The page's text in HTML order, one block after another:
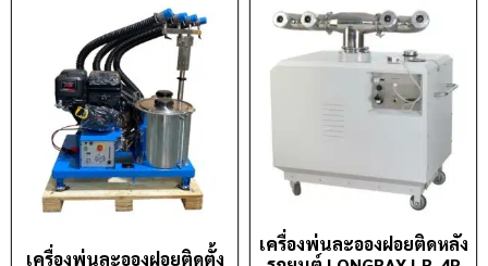
เครื่องพ่นละอองฝอยติดตั้ง
เครื่องพ่นละอองฝอยติดหลัง